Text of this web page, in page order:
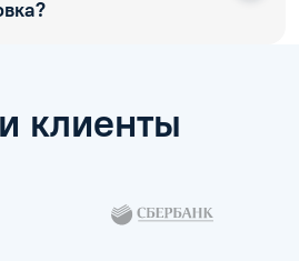
клиенты